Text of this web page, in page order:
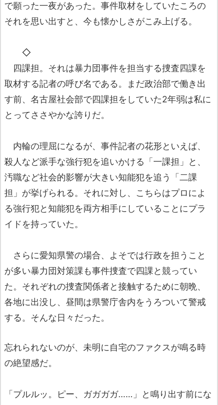
で願った一夜があった。事件取材をしていたころの
それを思い出すと、今も懐かしさがこみ上げる。
◇
四課担。それは暴力団事件を担当する捜査四課を
取材する記者の呼び名である。まだ政治部で働き出
す前、名古屋社会部で四課担をしていた2年弱は私に
とってささやかな誇りだ。
内輪の理屈になるが、事件記者の花形といえば、
殺人など派手な強行犯を追いかける「一課担」と、
汚職など社会的影響が大きい知能犯を追う「二課
担」が挙げられる。それに対し、こちらはプロによ
る強行犯と知能犯を両方相手にしていることにプラ
イドを持っていた。
さらに愛知県警の場合、よそでは行政を担うこと
が多い暴力団対策課も事件捜査で四課と競ってい
た。それぞれの捜査関係者と接触するために朝晩、
各地に出没し、昼間は県警庁舎内をうろついて警戒
する。そんな日々だった。
忘れられないのが、未明に自宅のファクスが鳴る時
の絶望感だ。
「プルルッ。ピー、ガガガガ……」と鳴り出す前にな